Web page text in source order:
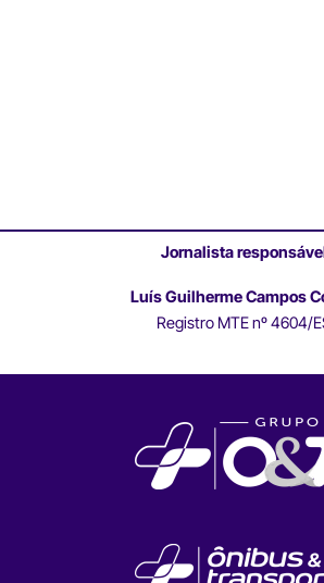
Jornalista
Luís Guilherme Campos
Registro MTE nº 4604/